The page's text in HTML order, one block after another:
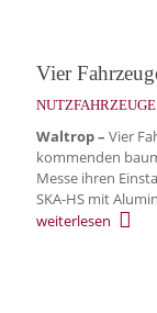
Vier
NUTZFAHRZEUGE
Waltrop – Vier
kommenden
Messe ihren
SKA-HS mit
weiterlesen